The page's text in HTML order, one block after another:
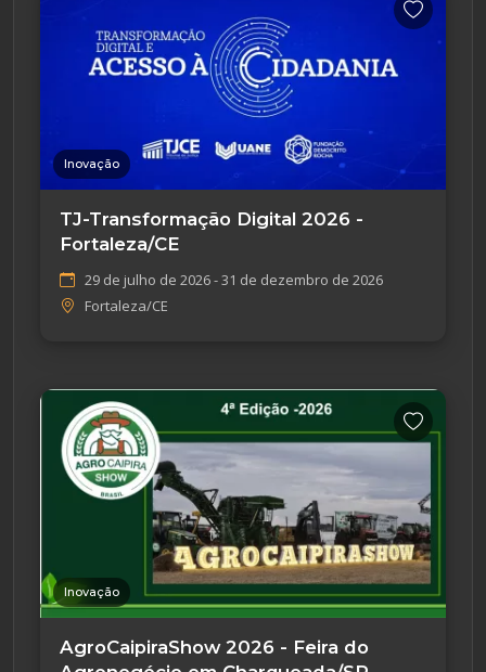
Inovação
TJ-Transformação Digital 2026 -
Fortaleza/CE
29 de julho de 2026 - 31 de dezembro de 2026
Fortaleza/CE
Inovação
AgroCaipiraShow 2026 - Feira do